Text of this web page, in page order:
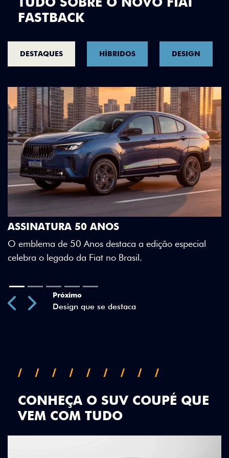
FASTBACK
DESTAQUES HÍBRIDOS DESIGN
DESIGN QUE SE DESTACA
Teto bicolor, adesivos estilizados e detalhes em
Green criam uma identidade visual única.
CONHEÇA O SUV COUPÉ QUE
VEM COM TUDO